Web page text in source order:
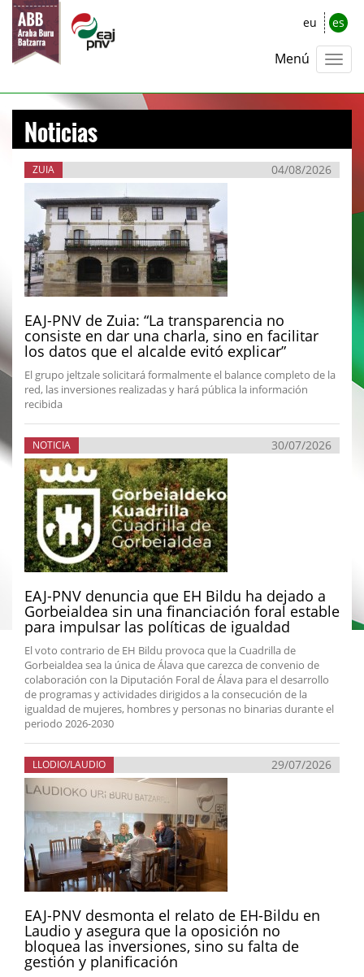
eu es
Menú
Noticias
ZUIA 04/08/2026
EAJ-PNV de Zuia: “La transparencia no
consiste en dar una charla, sino en facilitar
los datos que el alcalde evitó explicar”
El grupo jeltzale solicitará formalmente el balance completo de la
red, las inversiones realizadas y hará pública la información
recibida
NOTICIA 30/07/2026
EAJ-PNV denuncia que EH Bildu ha dejado a
Gorbeialdea sin una financiación foral estable
para impulsar las políticas de igualdad
El voto contrario de EH Bildu provoca que la Cuadrilla de
Gorbeialdea sea la única de Álava que carezca de convenio de
colaboración con la Diputación Foral de Álava para el desarrollo
de programas y actividades dirigidos a la consecución de la
igualdad de mujeres, hombres y personas no binarias durante el
periodo 2026-2030
LLODIO/LAUDIO 29/07/2026
EAJ-PNV desmonta el relato de EH-Bildu en
Laudio y asegura que la oposición no
bloquea las inversiones, sino su falta de
gestión y planificación